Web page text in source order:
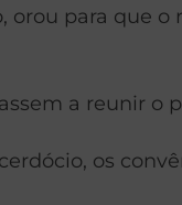
para que
a reunir o
os